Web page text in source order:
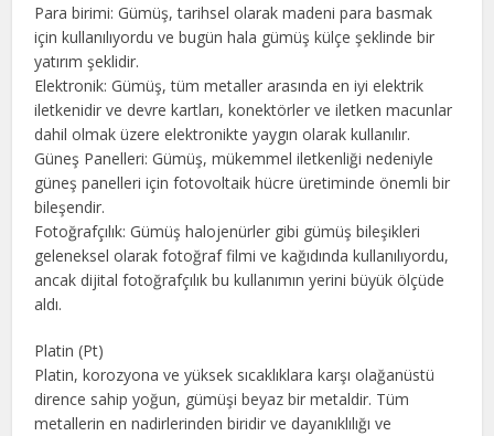
Para birimi: Gümüş, tarihsel olarak madeni para basmak
için kullanılıyordu ve bugün hala gümüş külçe şeklinde bir
yatırım şeklidir.
Elektronik: Gümüş, tüm metaller arasında en iyi elektrik
iletkenidir ve devre kartları, konektörler ve iletken macunlar
dahil olmak üzere elektronikte yaygın olarak kullanılır.
Güneş Panelleri: Gümüş, mükemmel iletkenliği nedeniyle
güneş panelleri için fotovoltaik hücre üretiminde önemli bir
bileşendir.
Fotoğrafçılık: Gümüş halojenürler gibi gümüş bileşikleri
geleneksel olarak fotoğraf filmi ve kağıdında kullanılıyordu,
ancak dijital fotoğrafçılık bu kullanımın yerini büyük ölçüde
aldı.
Platin (Pt)
Platin, korozyona ve yüksek sıcaklıklara karşı olağanüstü
dirence sahip yoğun, gümüşi beyaz bir metaldir. Tüm
metallerin en nadirlerinden biridir ve dayanıklılığı ve